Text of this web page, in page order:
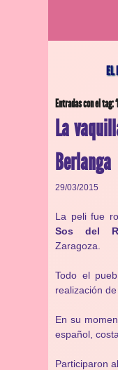
EL
Entradas con el tag:
La
Berlanga
29/03/2015
La peli fue
Sos del
Zaragoza.
Todo el
realización de
En su
español,
Participaron